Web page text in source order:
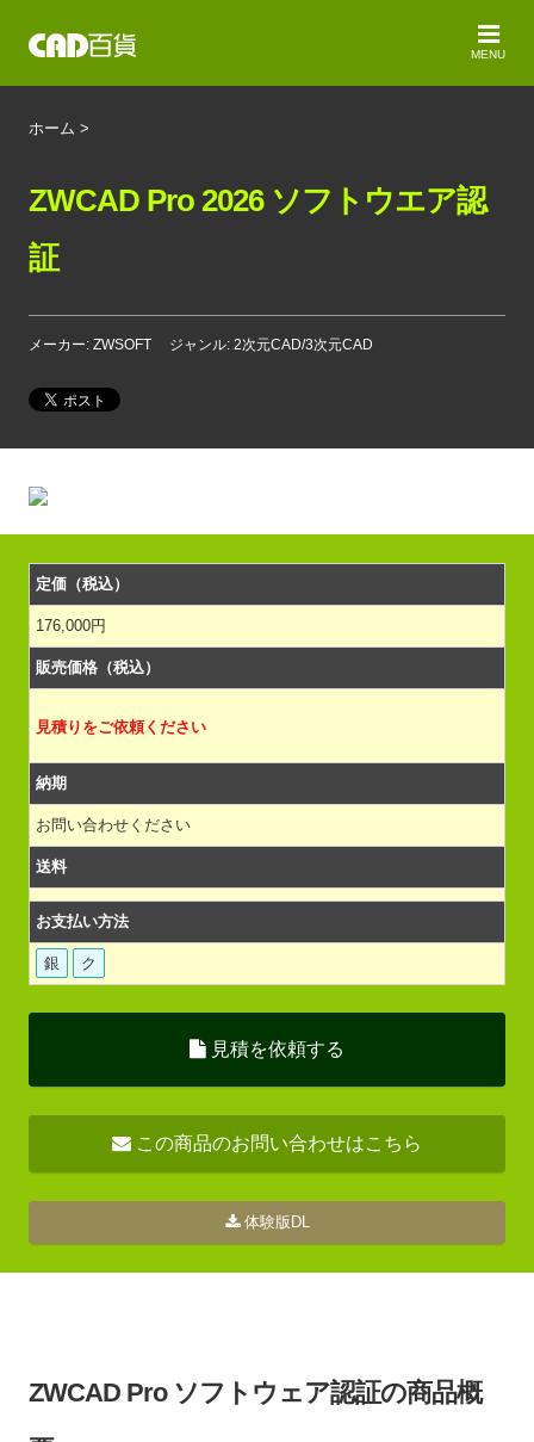
MENU
ホーム >
ZWCAD Pro 2026 ソフトウエア認
証
メーカー: ZWSOFT ジャンル: 2次元CAD/3次元CAD
定価（税込）
176,000円
販売価格（税込）
見積りをご依頼ください
納期
お問い合わせください
送料
お支払い方法
銀 ク
見積を依頼する
この商品のお問い合わせはこちら
体験版DL
ZWCAD Pro ソフトウェア認証の商品概